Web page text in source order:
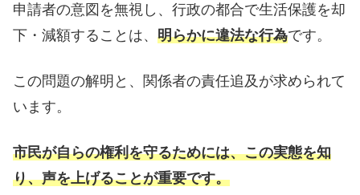
申請者の意図を無視し、行政の都合で生活保護を却
下・減額することは、 明らかに違法な行為です。
この問題の解明と、関係者の責任追及が求められて
います。
市民が自らの権利を守るためには、この実態を知
り、声を上げることが重要です。